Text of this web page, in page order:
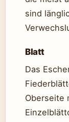
sind
Blatt
Das
Oberseite